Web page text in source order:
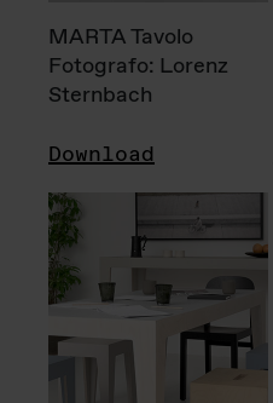
MARTA Tavolo
Fotografo: Lorenz
Sternbach
Download